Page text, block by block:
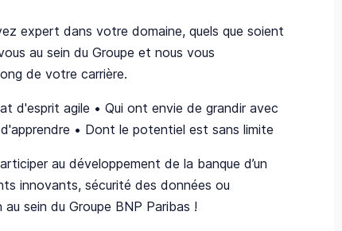
expert dans votre domaine, quels que soient
au sein du Groupe et nous vous
de votre carrière.
d'esprit agile • Qui ont envie de grandir avec
• Dont le potentiel est sans limite
au développement de la banque d’un
innovants, sécurité des données ou
sein du Groupe BNP Paribas !